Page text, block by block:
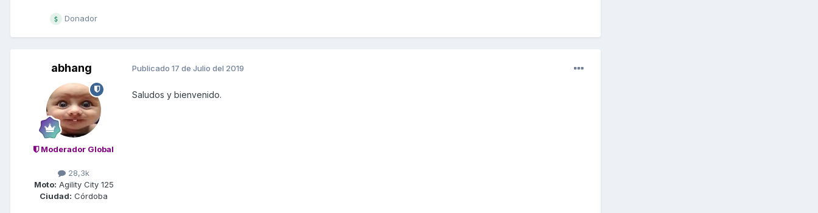
Donador
abhang
Moderador Global
28,3k
Moto: Agility City 125
Ciudad: Córdoba
Publicado 17 de Julio del 2019
Saludos y bienvenido.